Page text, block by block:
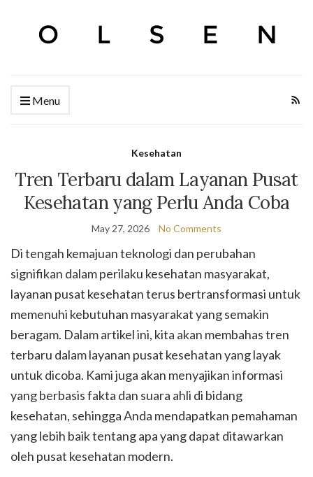
Menu
Kesehatan
Tren Terbaru dalam Layanan Pusat
Kesehatan yang Perlu Anda Coba
May 27, 2026 No Comments
Di tengah kemajuan teknologi dan perubahan
signifikan dalam perilaku kesehatan masyarakat,
layanan pusat kesehatan terus bertransformasi untuk
memenuhi kebutuhan masyarakat yang semakin
beragam. Dalam artikel ini, kita akan membahas tren
terbaru dalam layanan pusat kesehatan yang layak
untuk dicoba. Kami juga akan menyajikan informasi
yang berbasis fakta dan suara ahli di bidang
kesehatan, sehingga Anda mendapatkan pemahaman
yang lebih baik tentang apa yang dapat ditawarkan
oleh pusat kesehatan modern.